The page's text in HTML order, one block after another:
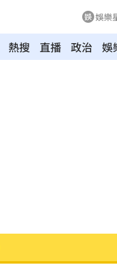
娛樂
熱搜 直播 政治 娛